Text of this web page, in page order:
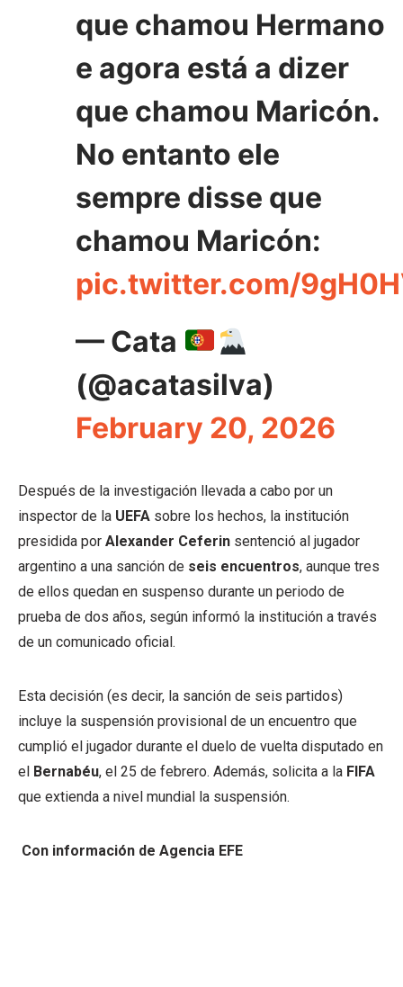
que chamou Hermano
e agora está a dizer
que chamou Maricón.
No entanto ele
sempre disse que
chamou Maricón:
pic.twitter.com/
— Cata
(@acatasilva)
February 20, 2026
Después de la investigación llevada a cabo por un
inspector de la UEFA sobre los hechos, la institución
presidida por Alexander Ceferin sentenció al jugador
argentino a una sanción de seis encuentros, aunque tres
de ellos quedan en suspenso durante un periodo de
prueba de dos años, según informó la institución a través
de un comunicado oficial.
Esta decisión (es decir, la sanción de seis partidos)
incluye la suspensión provisional de un encuentro que
cumplió el jugador durante el duelo de vuelta disputado en
el Bernabéu, el 25 de febrero. Además, solicita a la FIFA
que extienda a nivel mundial la suspensión.
Con información de Agencia EFE